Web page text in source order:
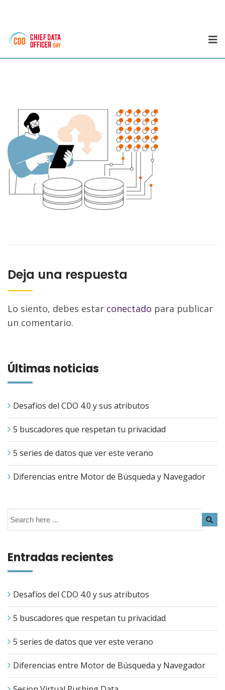
Deja una respuesta
Lo siento, debes estar conectado para publicar
un comentario.
Últimas noticias
Desafíos del CDO 4.0 y sus atributos
5 buscadores que respetan tu privacidad
5 series de datos que ver este verano
Diferencias entre Motor de Búsqueda y Navegador
Entradas recientes
Desafíos del CDO 4.0 y sus atributos
5 buscadores que respetan tu privacidad
5 series de datos que ver este verano
Diferencias entre Motor de Búsqueda y Navegador